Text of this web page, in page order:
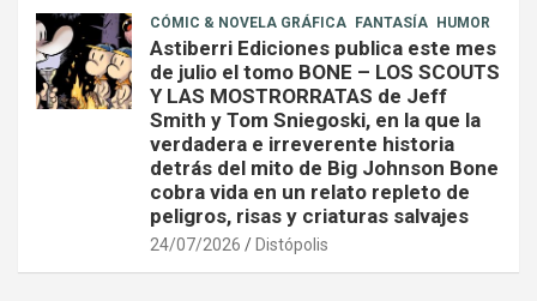
CÓMIC & NOVELA GRÁFICA FANTASÍA HUMOR
Astiberri Ediciones publica este mes
de julio el tomo BONE – LOS SCOUTS
Y LAS MOSTRORRATAS de Jeff
Smith y Tom Sniegoski, en la que la
verdadera e irreverente historia
detrás del mito de Big Johnson Bone
cobra vida en un relato repleto de
peligros, risas y criaturas salvajes
24/07/2026 Distópolis